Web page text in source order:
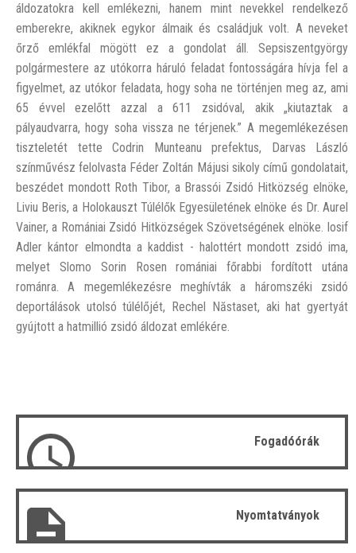
áldozatokra kell emlékezni, hanem mint nevekkel rendelkező
emberekre, akiknek egykor álmaik és családjuk volt. A neveket
őrző emlékfal mögött ez a gondolat áll. Sepsiszentgyörgy
polgármestere az utókorra háruló feladat fontosságára hívja fel a
figyelmet, az utókor feladata, hogy soha ne történjen meg az, ami
65 évvel ezelőtt azzal a 611 zsidóval, akik „kiutaztak a
pályaudvarra, hogy soha vissza ne térjenek.” A megemlékezésen
tiszteletét tette Codrin Munteanu prefektus, Darvas László
színművész felolvasta Féder Zoltán Májusi sikoly című gondolatait,
beszédet mondott Roth Tibor, a Brassói Zsidó Hitközség elnöke,
Liviu Beris, a Holokauszt Túlélők Egyesületének elnöke és Dr. Aurel
Vainer, a Romániai Zsidó Hitközségek Szövetségének elnöke. Iosif
Adler kántor elmondta a kaddist - halottért mondott zsidó ima,
melyet Slomo Sorin Rosen romániai főrabbi fordított utána
románra. A megemlékezésre meghívták a háromszéki zsidó
deportálások utolsó túlélőjét, Rechel Năstaset, aki hat gyertyát
gyújtott a hatmillió zsidó áldozat emlékére.
Fogadóórák
Nyomtatványok